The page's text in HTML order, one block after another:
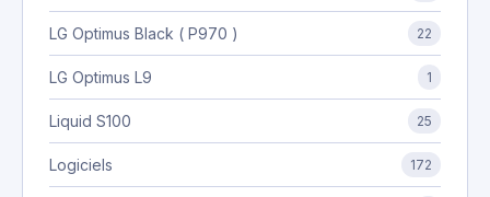
LG Optimus Black ( P970 ) 22
LG Optimus L9 1
Liquid S100 25
Logiciels 172